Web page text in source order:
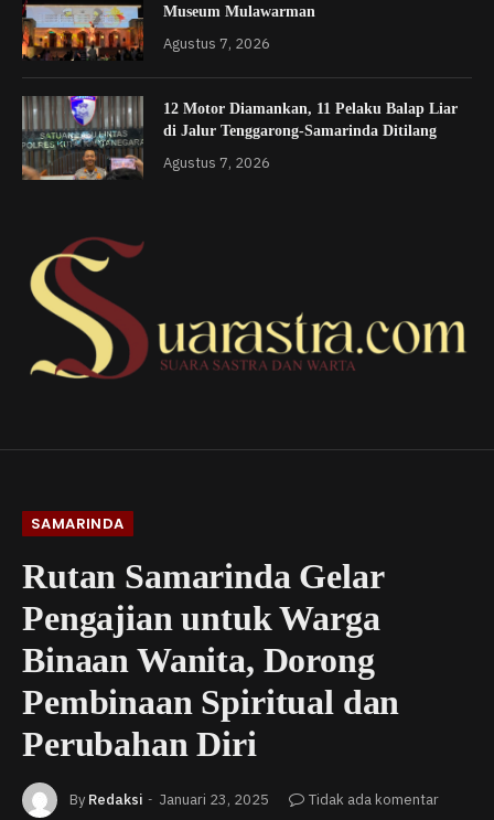
Museum Mulawarman
Agustus 7, 2026
12 Motor Diamankan, 11 Pelaku Balap Liar
di Jalur Tenggarong-Samarinda Ditilang
Agustus 7, 2026
SAMARINDA
Rutan Samarinda Gelar
Pengajian untuk Warga
Binaan Wanita, Dorong
Pembinaan Spiritual dan
Perubahan Diri
By Redaksi Januari 23, 2025
Tidak ada komentar